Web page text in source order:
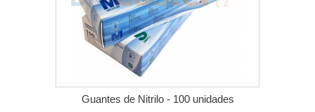
Guantes de Nitrilo - 100 unidades